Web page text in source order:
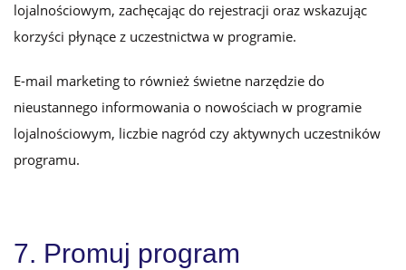
lojalnościowym, zachęcając do rejestracji oraz wskazując
korzyści płynące z uczestnictwa w programie.
E-mail marketing to również świetne narzędzie do
nieustannego informowania o nowościach w programie
lojalnościowym, liczbie nagród czy aktywnych uczestników
programu.
7. Promuj program